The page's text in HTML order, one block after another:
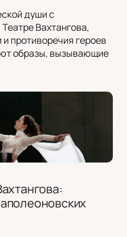
души с
Вахтангова,
противоречия героев
образы, вызывающие